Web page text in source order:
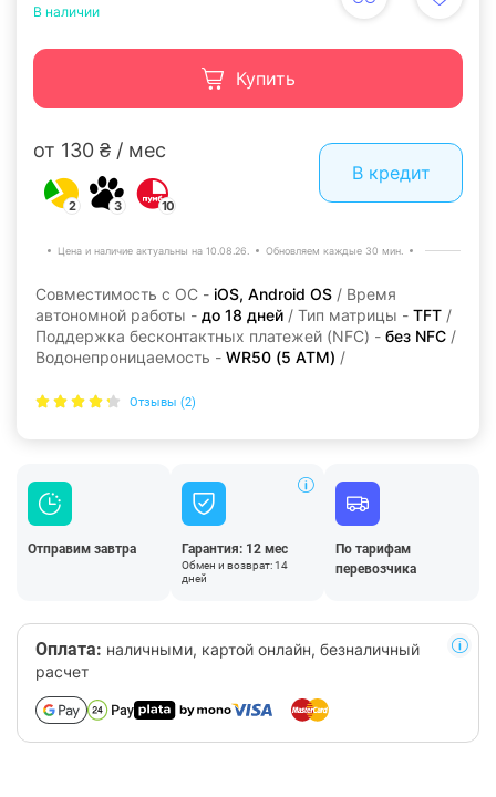
В наличии
Купить
от 130 ₴ / мес
2 3 10
В кредит
Цена и наличие актуальны на 10.08.26. Обновляем каждые 30 мин.
Совместимость с ОС - iOS, Android OS / Время
автономной работы - до 18 дней / Тип матрицы - TFT /
Поддержка бесконтактных платежей (NFC) - без NFC /
Водонепроницаемость - WR50 (5 ATM) /
Отзывы (2)
Отправим завтра Гарантия: 12 мес
Обмен и возврат: 14
дней
По тарифам
перевозчика
Оплата: наличными, картой онлайн, безналичный
расчет